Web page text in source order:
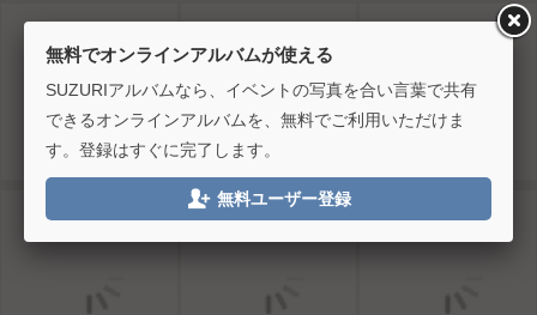
無料でオンラインアルバムが使える
SUZURIアルバムなら、イベントの写真を合い言葉で共有
できるオンラインアルバムを、無料でご利用いただけま
す。登録はすぐに完了します。
 無料ユーザー登録